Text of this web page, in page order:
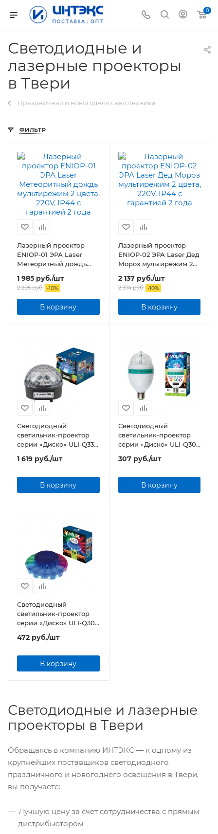
0
Светодиодные и
лазерные проекторы
в Твери
Праздничная и новогодняя светотехника
ФИЛЬТР
Лазерный проектор
ENIOP-01 ЭРА Laser
Метеоритный дождь
мультирежим 2 цвета,
220V, IP44
1 985 руб./шт
2 205руб. -10%
В корзину
Лазерный проектор
ENIOP-02 ЭРА Laser Дед
Мороз мультирежим 2
цвета, 220V, IP44
2 137руб./шт
2 374руб. -10%
В корзину
Светодиодный
светильник-проектор
серии «Диско» ULI-Q330
8WRGB BLACK
1 619 руб./шт
В корзину
Светодиодный
светильник-проектор
серии «Диско» ULI-Q301
03W/RGB/E27 WHITE
307руб./шт
В корзину
Светодиодный
светильник-проектор
серии «Диско» ULI-Q304
2,5W/RGB WHITE
472 руб./шт
В корзину
Светодиодные и лазерные
проекторы в Твери
Обращаясь в компанию ИНТЭКС — к одному из
крупнейших поставщиков светодиодного
праздничного и новогоднего освещения в Твери,
вы получаете:
Лучшую цену за счёт сотрудничества с прямым
дистрибьютором